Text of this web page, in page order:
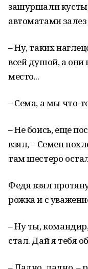
зашуршали
автоматами залез
– Ну, таких
всей душой, а
место...
– Сема, а мы что-
– Не боись, еще
взял, – Семен
там шестеро
Федя взял
рожка и с
– Ну ты,
стал. Дай я тебя